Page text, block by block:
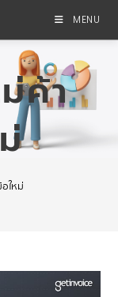
MENU
ค้า
ใหม่